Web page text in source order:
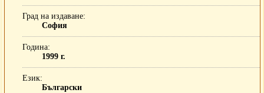
Град на издаване
София
Година
1999 г.
Език
Български